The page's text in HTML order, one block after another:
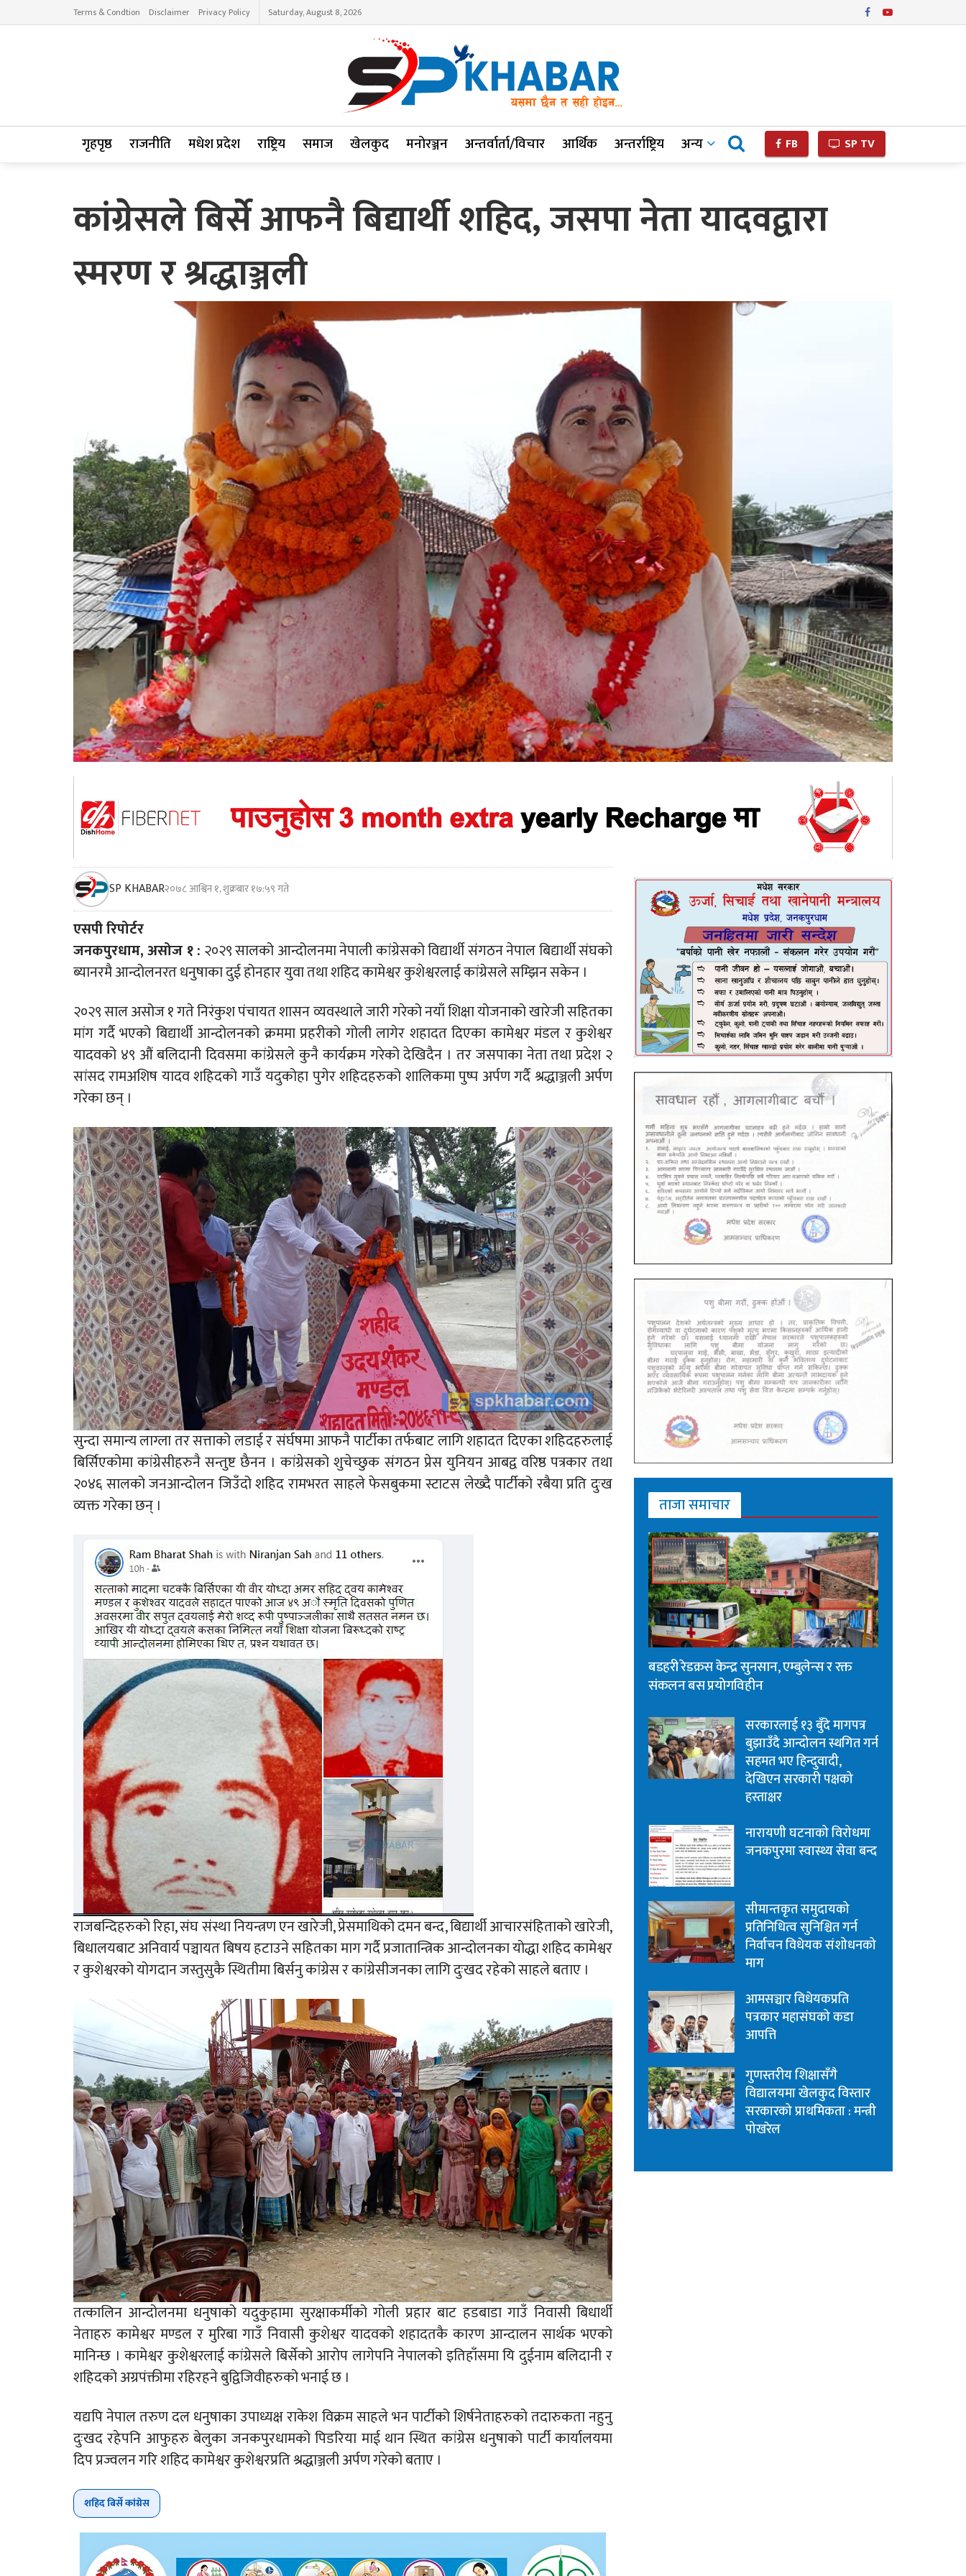
Terms & Condtion Disclaimer Privacy Policy Saturday, August 8, 2026
गृहपृष्ठ राजनीति मधेश प्रदेश राष्ट्रिय समाज खेलकुद मनोरञ्जन अन्तर्वार्ता/विचार आर्थिक अन्तर्राष्ट्रिय अन्य FB SP TV
कांग्रेसले बिर्से आफनै बिद्यार्थी शहिद, जसपा नेता यादवद्वारा
स्मरण र श्रद्धाञ्जली
SP KHABAR२०७८ आश्विन १, शुक्रबार १७:५९ गते
एसपी रिपोर्टर
जनकपुरधाम, असोज १ : २०२९ सालको आन्दोलनमा नेपाली कांग्रेसको विद्यार्थी संगठन नेपाल बिद्यार्थी संघको
ब्यानरमै आन्दोलनरत धनुषाका दुई होनहार युवा तथा शहिद कामेश्वर कुशेश्वरलाई कांग्रेसले सम्झिन सकेन ।
२०२९ साल असोज १ गते निरंकुश पंचायत शासन व्यवस्थाले जारी गरेको नयाँ शिक्षा योजनाको खारेजी सहितका
मांग गर्दै भएको बिद्यार्थी आन्दोलनको क्रममा प्रहरीको गोली लागेर शहादत दिएका कामेश्वर मंडल र कुशेश्वर
यादवको ४९ औं बलिदानी दिवसमा कांग्रेसले कुनै कार्यक्रम गरेको देखिदैन । तर जसपाका नेता तथा प्रदेश २
सांसद रामअशिष यादव शहिदको गाउँ यदुकोहा पुगेर शहिदहरुको शालिकमा पुष्प अर्पण गर्दै श्रद्धाञ्जली अर्पण
गरेका छन् ।
सुन्दा समान्य लाग्ला तर सत्ताको लडाई र संर्घषमा आफनै पार्टीका तर्फबाट लागि शहादत दिएका शहिदहरुलाई
बिर्सिएकोमा कांग्रेसीहरुनै सन्तुष्ट छैनन । कांग्रेसको शुचेच्छुक संगठन प्रेस युनियन आबद्व वरिष्ठ पत्रकार तथा
२०४६ सालको जनआन्दोलन जिउँदो शहिद रामभरत साहले फेसबुकमा स्टाटस लेख्दै पार्टीको रबैया प्रति दुःख
व्यक्त गरेका छन् ।
राजबन्दिहरुको रिहा, संघ संस्था नियन्त्रण एन खारेजी, प्रेसमाथिको दमन बन्द, बिद्यार्थी आचारसंहिताको खारेजी,
बिधालयबाट अनिवार्य पञ्चायत बिषय हटाउने सहितका माग गर्दै प्रजातान्त्रिक आन्दोलनका योद्धा शहिद कामेश्वर
र कुशेश्वरको योगदान जस्तुसुकै स्थितीमा बिर्सनु कांग्रेस र कांग्रेसीजनका लागि दुःखद रहेको साहले बताए ।
तत्कालिन आन्दोलनमा धनुषाको यदुकुहामा सुरक्षाकर्मीको गोली प्रहार बाट हडबाडा गाउँ निवासी बिधार्थी
नेताहरु कामेश्वर मण्डल र मुरिबा गाउँ निवासी कुशेश्वर यादवको शहादतकै कारण आन्दालन सार्थक भएको
मानिन्छ । कामेश्वर कुशेश्वरलाई कांग्रेसले बिर्सेको आरोप लागेपनि नेपालको इतिहाँसमा यि दुईनाम बलिदानी र
शहिदको अग्रपंक्तीमा रहिरहने बुद्विजिवीहरुको भनाई छ ।
यद्यपि नेपाल तरुण दल धनुषाका उपाध्यक्ष राकेश विक्रम साहले भन पार्टीको शिर्षनेताहरुको तदारुकता नहुनु
दुःखद रहेपनि आफुहरु बेलुका जनकपुरधामको पिडरिया माई थान स्थित कांग्रेस धनुषाको पार्टी कार्यालयमा
दिप प्रज्वलन गरि शहिद कामेश्वर कुशेश्वरप्रति श्रद्धाञ्जली अर्पण गरेको बताए ।
शहिद बिर्से कांग्रेस
ताजा समाचार
बडहरी रेडक्रस केन्द्र सुनसान, एम्बुलेन्स र रक्त
संकलन बस प्रयोगविहीन
सरकारलाई १३ बुँदे मागपत्र
बुझाउँदै आन्दोलन स्थगित गर्न
सहमत भए हिन्दुवादी,
देखिएन सरकारी पक्षको
हस्ताक्षर
नारायणी घटनाको विरोधमा
जनकपुरमा स्वास्थ्य सेवा बन्द
सीमान्तकृत समुदायको
प्रतिनिधित्व सुनिश्चित गर्न
निर्वाचन विधेयक संशोधनको
माग
आमसञ्चार विधेयकप्रति
पत्रकार महासंघको कडा
आपत्ति
गुणस्तरीय शिक्षासँगै
विद्यालयमा खेलकुद विस्तार
सरकारको प्राथमिकता : मन्त्री
पोखरेल